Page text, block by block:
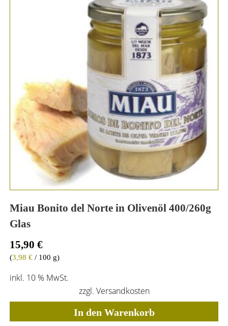
Miau Bonito del Norte in Olivenöl 400/260g
Glas
15,90 €
(3,98 €/ 100 g)
inkl. 10 % MwSt.
zzgl. Versandkosten
In den Warenkorb